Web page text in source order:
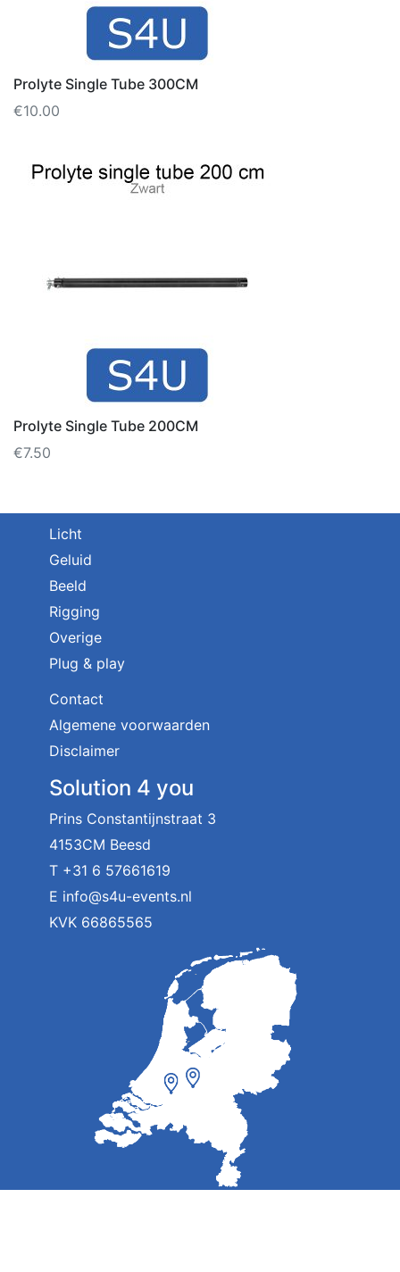
Prolyte Single Tube 300CM
€10.00
Prolyte Single Tube 200CM
€7.50
Licht
Geluid
Beeld
Rigging
Overige
Plug & play
Contact
Algemene voorwaarden
Disclaimer
Solution 4 you
Prins Constantijnstraat 3
4153CM Beesd
T +31 6 57661619
E info@s4u-events.nl
KVK 66865565